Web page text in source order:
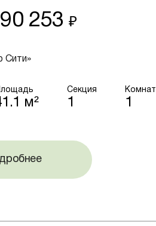
253₽
Сити»
м²
Секция
1
Комнат
1